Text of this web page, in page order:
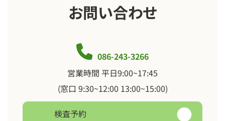
お問い合わせ
086-243-3266
営業時間 平日9:00~17:45
(窓口 9:30~12:00 13:00~15:00)
検査予約